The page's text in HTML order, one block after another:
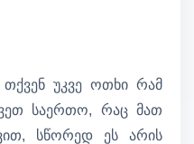
თქვენ უკვე ოთხი რამ
საერთო, რაც მათ
სწორედ ეს არის